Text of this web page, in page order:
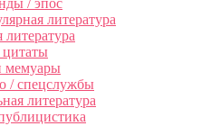
/ эпос
литература
мемуары
/ спецслужбы
литература